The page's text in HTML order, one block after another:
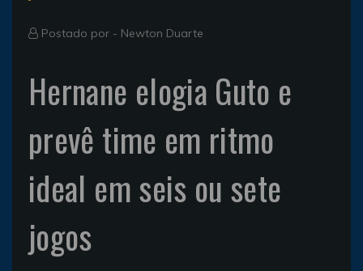
Postado por - Newton Duarte
Hernane elogia Guto e
prevê time em ritmo
ideal em seis ou sete
jogos